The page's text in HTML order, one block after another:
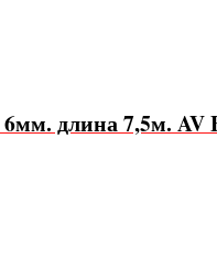
длина 7,5м. AV